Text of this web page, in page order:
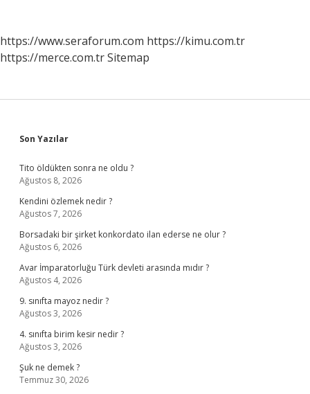
https://www.seraforum.com https://kimu.com.tr
https://merce.com.trSitemap
Sidebar
Son Yazılar
Tito öldükten sonra ne oldu ?
Ağustos 8, 2026
Kendini özlemek nedir ?
Ağustos 7, 2026
Borsadaki bir şirket konkordato ilan ederse ne olur ?
Ağustos 6, 2026
Avar İmparatorluğu Türk devleti arasında mıdır ?
Ağustos 4, 2026
9. sınıfta mayoz nedir ?
Ağustos 3, 2026
4. sınıfta birim kesir nedir ?
Ağustos 3, 2026
Şuk ne demek ?
Temmuz 30, 2026